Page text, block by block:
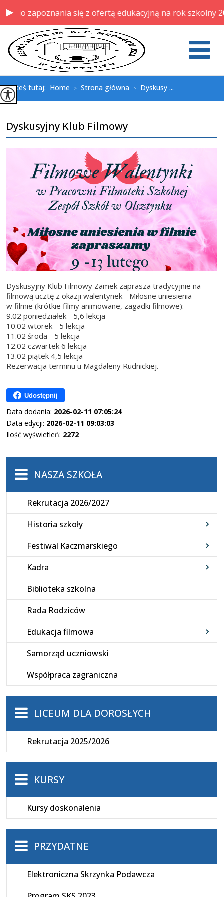
do zapoznania się z ofertą edukacyjną na rok szkolny
Jesteś tutaj: Home > Strona główna > Dyskusy ...
Dyskusyjny Klub Filmowy
Dyskusyjny Klub Filmowy Zamek zaprasza tradycyjnie na
filmową ucztę z okazji walentynek - Miłosne uniesienia
w filmie (krótkie filmy animowane, zagadki filmowe):
9.02 poniedziałek - 5,6 lekcja
10.02 wtorek - 5 lekcja
11.02 środa - 5 lekcja
12.02 czwartek 6 lekcja
13.02 piątek 4,5 lekcja
Rezerwacja terminu u Magdaleny Rudnickiej.
Udostępnij
Data dodania: 2026-02-11 07:05:24
Data edycji: 2026-02-11 09:03:03
Ilość wyświetleń: 2272
NASZA SZKOŁA
Rekrutacja 2026/2027
Historia szkoły
Festiwal Kaczmarskiego
Kadra
Biblioteka szkolna
Rada Rodziców
Edukacja filmowa
Samorząd uczniowski
Współpraca zagraniczna
LICEUM DLA DOROSŁYCH
Rekrutacja 2025/2026
KURSY
Kursy doskonalenia
PRZYDATNE
Elektroniczna Skrzynka Podawcza